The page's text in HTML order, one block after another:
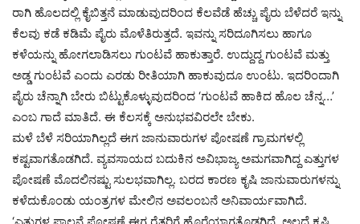
ರಾಗಿ ಹೊಲದಲ್ಲಿ ಕೈಬಿತ್ತನೆ ಮಾಡುವುದರಿಂದ ಕೆಲವೆಡೆ ಹೆಚ್ಚು ಪೈರು ಬೆಳೆದರೆ ಇನ್ನು
ಕೆಲವು ಕಡೆ ಕಡಿಮೆ ಪೈರು ಮೊಳೆತಿರುತ್ತದೆ. ಇವನ್ನು ಸರಿದೂಗಿಸಲು ಹಾಗೂ
ಕಳೆಯನ್ನು ಹೋಗಲಾಡಿಸಲು ಗುಂಟವೆ ಹಾಕುತ್ತಾರೆ. ಉದ್ದುದ್ದ ಗುಂಟವೆ ಮತ್ತು
ಅಡ್ಡ ಗುಂಟವೆ ಎಂದು ಎರಡು ರೀತಿಯಾಗಿ ಹಾಕುವುದೂ ಉಂಟು. ಇದರಿಂದಾಗಿ
ಪೈರು ಚೆನ್ನಾಗಿ ಬೇರು ಬಿಟ್ಟುಕೊಳ್ಳುವುದರಿಂದ ‘ಗುಂಟವೆ ಹಾಕಿದ ಹೊಲ ಚೆನ್ನ…’
ಎಂಬ ಗಾದೆ ಮಾತಿದೆ. ಈ ಕೆಲಸಕ್ಕೆ ಅನುಭವವಿರಲೇ ಬೇಕು.
ಮಳೆ ಬೆಳೆ ಸರಿಯಾಗಿಲ್ಲದೆ ಈಗ ಜಾನುವಾರುಗಳ ಪೋಷಣೆ ಗ್ರಾಮಗಳಲ್ಲಿ
ಕಷ್ಟವಾಗತೊಡಗಿದೆ. ವ್ಯವಸಾಯದ ಬದುಕಿನ ಅವಿಭಾಜ್ಯ ಅಮಗವಾಗಿದ್ದ ಎತ್ತುಗಳ
ಪೋಷಣೆ ಮೊದಲಿನಷ್ಟು ಸುಲಭವಾಗಿಲ್ಲ. ಬರದ ಕಾರಣ ಕೃಷಿ ಜಾನುವಾರುಗಳನ್ನು
ಕಳೆದುಕೊಂಡು ಯಂತ್ರಗಳ ಮೇಲಿನ ಅವಲಂಬನೆ ಅನಿವಾರ್ಯವಾಗಿದೆ.